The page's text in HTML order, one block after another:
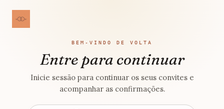
BEM-VINDO DE VOLTA
Entre para continuar
Inicie sessão para continuar os seus convites e
acompanhar as confirmações.